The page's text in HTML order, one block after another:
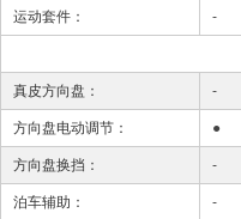
运动套件： -
真皮方向盘： -
方向盘电动调节： ●
方向盘换挡： -
泊车辅助： -